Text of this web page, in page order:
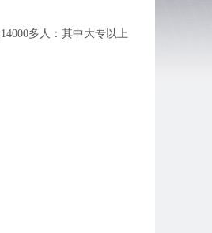
多人：其中大专以上
经营专业化六大方针﹐
源保护器以及宽频产品